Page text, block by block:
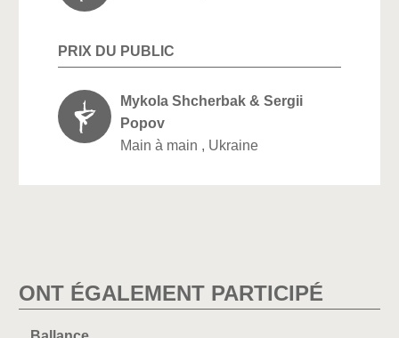
PRIX DU PUBLIC
Mykola Shcherbak & Sergii
Popov
Main à main , Ukraine
ONT ÉGALEMENT PARTICIPÉ